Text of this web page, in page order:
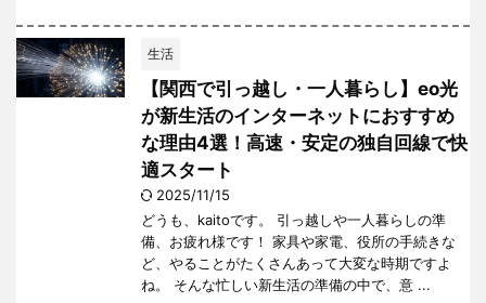
生活
【関西で引っ越し・一人暮らし】eo光
が新生活のインターネットにおすすめ
な理由4選！高速・安定の独自回線で快
適スタート
2025/11/15
どうも、kaitoです。 引っ越しや一人暮らしの準
備、お疲れ様です！ 家具や家電、役所の手続きな
ど、やることがたくさんあって大変な時期ですよ
ね。 そんな忙しい新生活の準備の中で、意 ...